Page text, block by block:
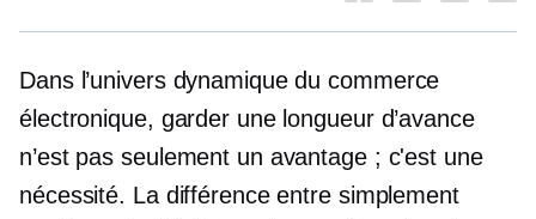
Dans l’univers dynamique du commerce
électronique, garder une longueur d’avance
n’est pas seulement un avantage ; c'est une
nécessité. La différence entre simplement